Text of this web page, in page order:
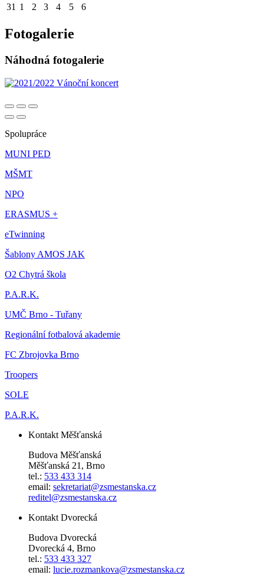
31 1 2 3 4 5 6
Fotogalerie
Náhodná fotogalerie
Spolupráce
MUNI PED
MŠMT
NPO
ERASMUS +
eTwinning
Šablony AMOS JAK
O2 Chytrá škola
P.A.R.K.
UMČ Brno - Tuřany
Regionální fotbalová akademie
FC Zbrojovka Brno
Troopers
SOLE
P.A.R.K.
Kontakt Měšťanská
Budova Měšťanská
Měšťanská 21, Brno
tel.: 533 433 314
email: sekretariat@zsmestanska.cz
reditel@zsmestanska.cz
Kontakt Dvorecká
Budova Dvorecká
Dvorecká 4, Brno
tel.: 533 433 327
email: lucie.rozmankova@zsmestanska.cz